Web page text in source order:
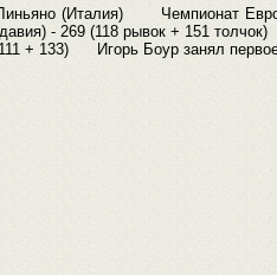
(Италия) Чемпионат
- 269 (118 рывок + 151
+ 133) Игорь Боур занял